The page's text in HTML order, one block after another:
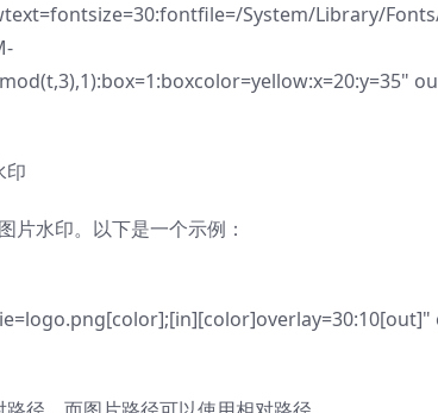
System/Library/
印
片水印。以下是一个示例：